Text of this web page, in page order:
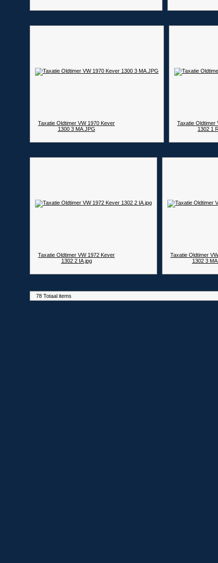
Taxatie Oldtimer VW 1970 Kever
1300 3 MA.JPG
Taxatie Oldtimer
1302 1
Taxatie Oldtimer VW 1972 Kever
1302 2 IA.jpg
Taxatie Oldtimer
1302 3
78 Totaal items